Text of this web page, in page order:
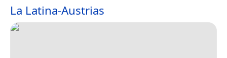
La Latina-Austrias